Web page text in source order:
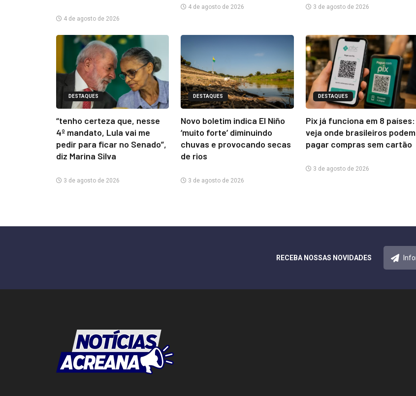
4 de agosto de 2026
4 de agosto de 2026 3 de agosto de 2026
DESTAQUES
“tenho certeza que, nesse
4º mandato, Lula vai me
pedir para ficar no Senado”,
diz Marina Silva
3 de agosto de 2026
DESTAQUES
Novo boletim indica El Niño
‘muito forte’ diminuindo
chuvas e provocando secas
de rios
3 de agosto de 2026
DESTAQUES
Pix já funciona em 8 países:
veja onde brasileiros podem
pagar compras sem cartão
3 de agosto de 2026
RECEBA NOSSAS NOVIDADES